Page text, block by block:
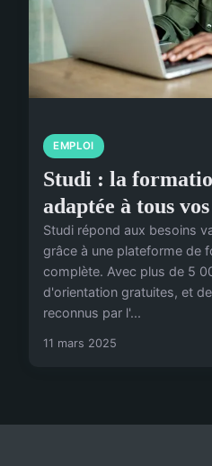
EMPLOI
Studi : la
adaptée à tous
Studi répond aux besoins
grâce à une plateforme de
complète. Avec plus de 5
d'orientation gratuites, et
reconnus par l'...
11 mars 2025